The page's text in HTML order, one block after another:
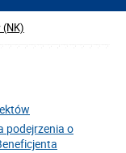
(NK)
podejrzenia o